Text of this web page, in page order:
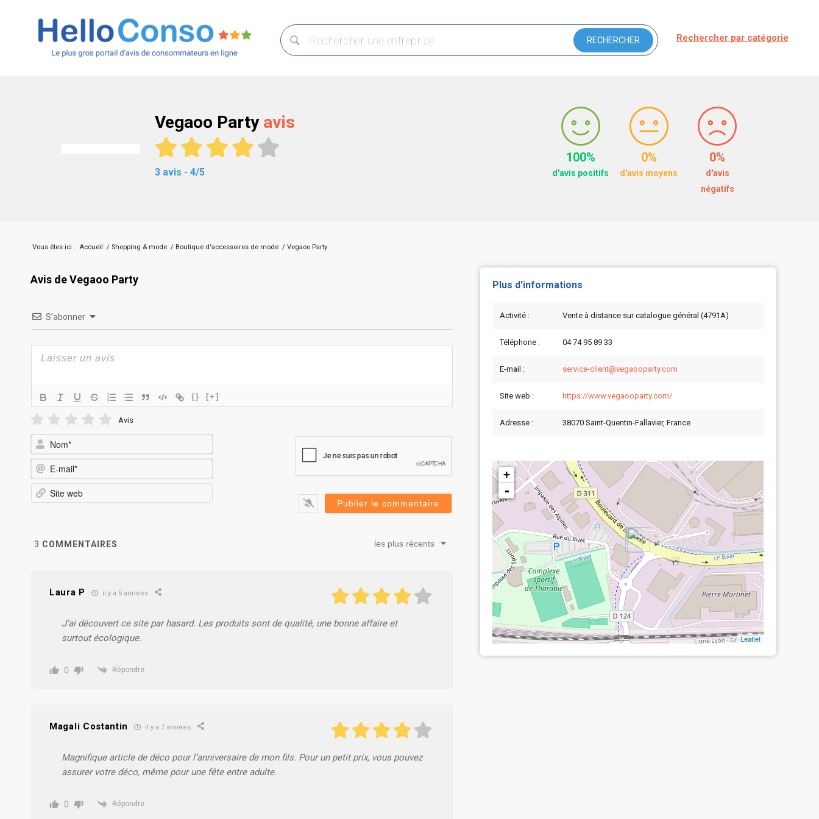
Rechercher par catégorie
Vegaoo Party avis
3 avis - 4/5
100%
d'avis positifs
0%
d'avis moyens
0%
d'avis
négatifs
Vous êtes ici : Accueil / Shopping & mode / Boutique d'accessoires de mode / Vegaoo Party
Avis de Vegaoo Party
S’abonner
{} [+]
Avis
mail*
3 COMMENTAIRES les plus récents
Laura P il y a 5 années
J’ai découvert ce site par hasard. Les produits sont de qualité, une bonne affaire et
surtout écologique.
0 Répondre
Magali Costantin il y a 7 années
Magnifique article de déco pour l’anniversaire de mon fils. Pour un petit prix, vous pouvez
assurer votre déco, même pour une fête entre adulte.
0 Répondre
Plus d'informations
Activité : Vente à distance sur catalogue général (4791A)
Téléphone : 04 74 95 89 33
E-mail : service-client@vegaooparty.com
Site web : https://www.vegaooparty.com/
Adresse : 38070 Saint-Quentin-Fallavier, France
+
-
Leaflet